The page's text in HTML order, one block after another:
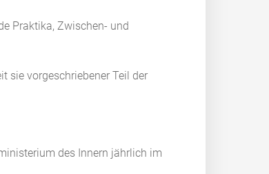
Praktika, Zwischen- und
sie vorgeschriebener Teil der
des Innern jährlich im